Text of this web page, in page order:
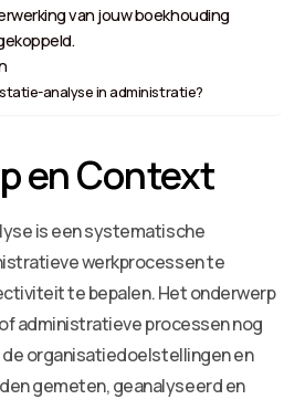
van jouw boekhouding
analyse in administratie?
en Context
is een systematische
werkprocessen te
te bepalen. Het onderwerp
administratieve processen nog
organisatiedoelstellingen en
gemeten, geanalyseerd en